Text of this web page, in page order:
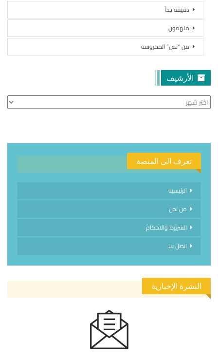
دقيقة جداً
ملهمون
من “نص” المحروسة
الأرشيف
الأرشيف
تعرف الى المنصة
الرئيسية
من نحن
الشروط والاحكام
اتصل بنا
النشرة الإخبارية